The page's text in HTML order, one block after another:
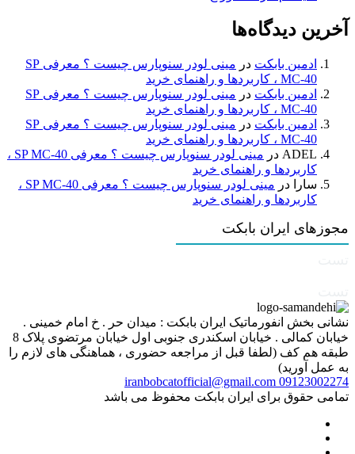
آخرین دیدگاه‌ها
ادمین بابکت در
مینی لودر سنوپارس چیست ؟ معرفی SP
MC-40 ، کاربردها و راهنمای خرید
ادمین بابکت در
مینی لودر سنوپارس چیست ؟ معرفی SP
MC-40 ، کاربردها و راهنمای خرید
ادمین بابکت در
مینی لودر سنوپارس چیست ؟ معرفی SP
MC-40 ، کاربردها و راهنمای خرید
ADEL در
مینی لودر سنوپارس چیست ؟ معرفی SP MC-40 ،
کاربردها و راهنمای خرید
سارا
در
مینی لودر سنوپارس چیست ؟ معرفی SP MC-40 ،
کاربردها و راهنمای خرید
مجوزهای ایران بابکت
نشانی بخش انفورماتیک ایران بابکت : میدان حر . خ امام خمینی .
خیابان کمالی . خیابان اسکندری جنوبی اول خیابان مرتضوی پلاک 8
طبقه هم کف (لطفا قبل از مراجعه حضوری ، هماهنگی های لازم را
به عمل آورید)
09123002274
iranbobcatofficial@gmail.com
تمامی حقوق برای ایران بابکت محفوظ می باشد